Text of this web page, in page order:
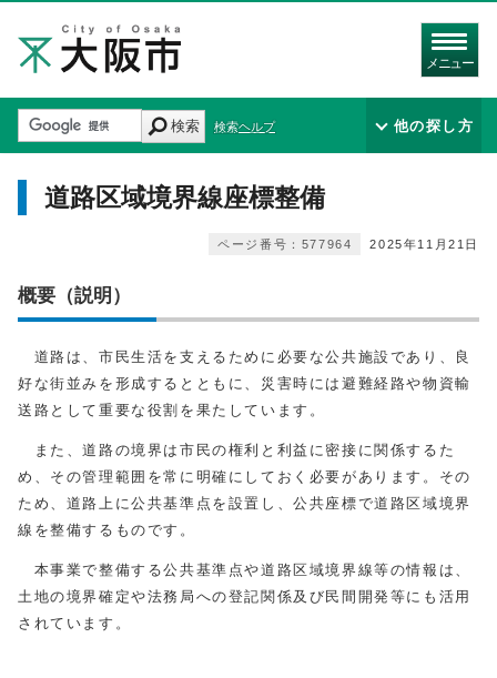
メニュー
検索 検索ヘルプ 他の探し方
道路区域境界線座標整備
2025年11月21日
ページ番号：577964
概要（説明）
道路は、市民生活を支えるために必要な公共施設であり、良
好な街並みを形成するとともに、災害時には避難経路や物資輸
送路として重要な役割を果たしています。
また、道路の境界は市民の権利と利益に密接に関係するた
め、その管理範囲を常に明確にしておく必要があります。その
ため、道路上に公共基準点を設置し、公共座標で道路区域境界
線を整備するものです。
本事業で整備する公共基準点や道路区域境界線等の情報は、
土地の境界確定や法務局への登記関係及び民間開発等にも活用
されています。